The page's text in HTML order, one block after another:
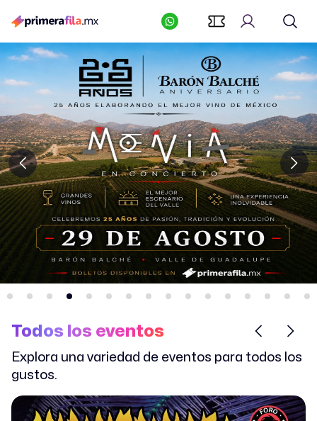
Todos los eventos
Explora una variedad de eventos para todos los
gustos.